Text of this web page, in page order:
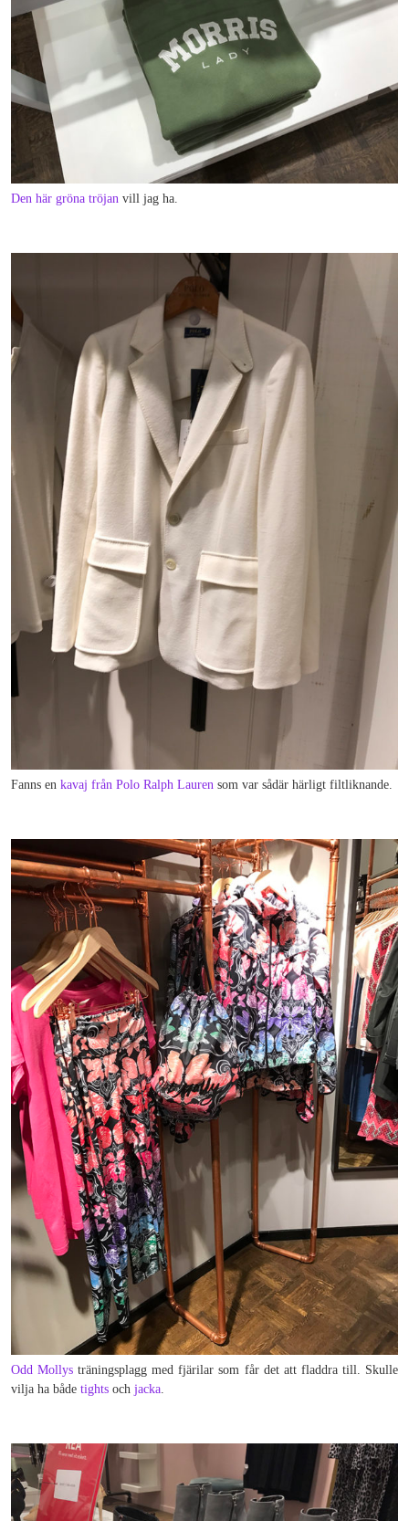
Den här gröna tröjan vill jag ha.
Fanns en kavaj från Polo Ralph Lauren som var sådär härligt filtliknande.
Odd Mollys träningsplagg med fjärilar som får det att fladdra till. Skulle
vilja ha både tights och jacka.